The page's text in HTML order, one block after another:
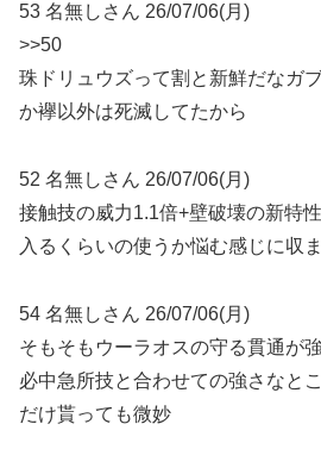
53 名無しさん 26/07/06(月)
>>50
珠ドリュウズって割と新鮮だなガ
か襷以外は死滅してたから
52 名無しさん 26/07/06(月)
接触技の威力1.1倍+壁破壊の新特
入るくらいの使うか悩む感じに収
54 名無しさん 26/07/06(月)
そもそもウーラオスの守る貫通が
必中急所技と合わせての強さなと
だけ貰っても微妙